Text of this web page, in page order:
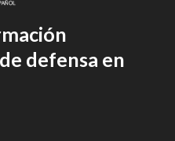
defensa en